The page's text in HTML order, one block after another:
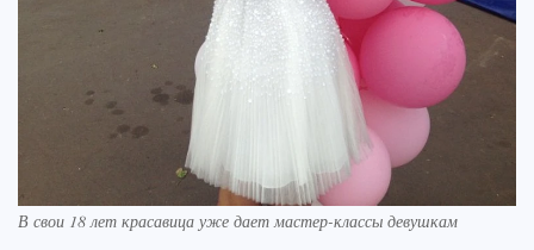
В свои 18 лет красавица уже дает мастер-классы девушкам